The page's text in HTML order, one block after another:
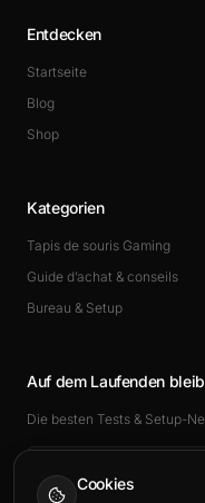
Entdecken
Startseite
Blog
Shop
Kategorien
Tapis de souris Gaming
Guide d’achat & conseils
Bureau & Setup
Auf dem Laufenden
Die besten Tests & Setup-
Cookies